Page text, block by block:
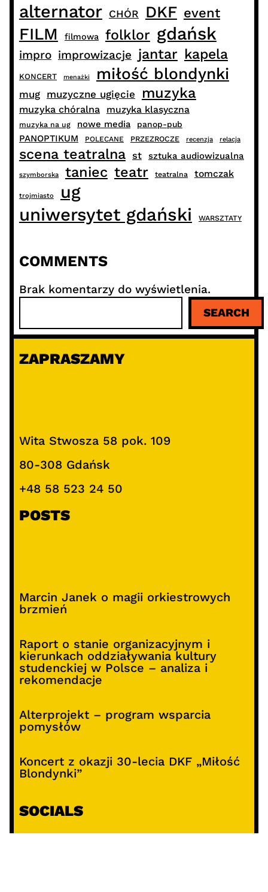
alternator CHÓR DKF event
FILM filmowa folklor gdańsk
impro improwizacje jantar kapela
KONCERT menażki miłość blondynki
mug muzyczne ugięcie muzyka
muzyka chóralna muzyka klasyczna
muzyka na ug nowe media panop-pub
PANOPTIKUM POLECANE PRZEZROCZE recenzja relacja
scena teatralna st sztuka audiowizualna
szymborska taniec teatr teatralna tomczak
trojmiasto
ug
uniwersytet gdański
WARSZTATY
COMMENTS
Brak komentarzy do wyświetlenia.
u
a
SEARCH
ZAPRASZAMY
Wita Stwosza 58 pok. 109
80-308 Gdańsk
+48 58 523 24 50
POSTS
Marcin Janek o magii orkiestrowych
brzmień
Raport o stanie organizacyjnym i
kierunkach oddziaływania kultury
studenckiej w Polsce – analiza i
rekomendacje
Alterprojekt – program wsparcia
pomysłów
Koncert z okazji 30-lecia DKF „Miłość
Blondynki”
SOCIALS